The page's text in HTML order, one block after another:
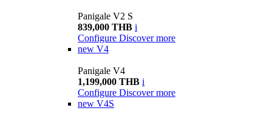
Panigale V2 S
839,000 THB i
Configure Discover more
new V4
Panigale V4
1,199,000 THB i
Configure Discover more
new V4S